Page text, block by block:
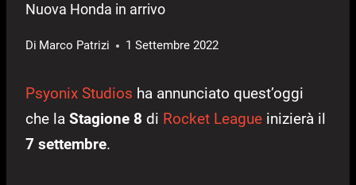
Nuova Honda in arrivo
Di Marco Patrizi 1 Settembre 2022
Psyonix Studios ha annunciato quest’oggi
che la Stagione 8 di Rocket League inizierà il
7 settembre.